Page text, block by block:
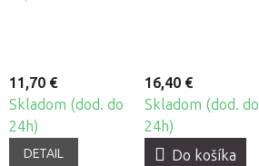
11,70 €
Skladom (dod. do
24h)
DETAIL
16,40 €
Skladom (dod. do
24h)
Do košíka